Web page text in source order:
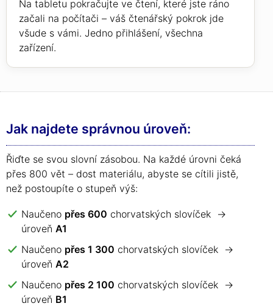
Na tabletu pokračujte ve čtení, které jste ráno
začali na počítači – váš čtenářský pokrok jde
všude s vámi. Jedno přihlášení, všechna
zařízení.
Jak najdete správnou úroveň:
Řiďte se svou slovní zásobou. Na každé úrovni čeká
přes 800 vět – dost materiálu, abyste se cítili jistě,
než postoupíte o stupeň výš:
Naučeno přes 600 chorvatských slovíček →
úroveň A1
Naučeno přes 1 300 chorvatských slovíček →
úroveň A2
Naučeno přes 2 100 chorvatských slovíček →
úroveň B1